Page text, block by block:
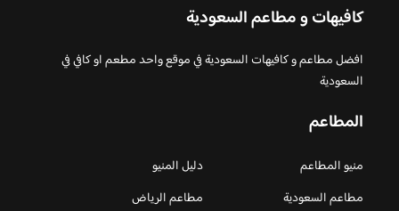
كافيهات و مطاعم السعودية
افضل مطاعم و كافيهات السعودية في موقع واحد مطعم او كافي في
السعودية
المطاعم
منيو المطاعم
دليل المنيو
مطاعم السعودية
مطاعم الرياض